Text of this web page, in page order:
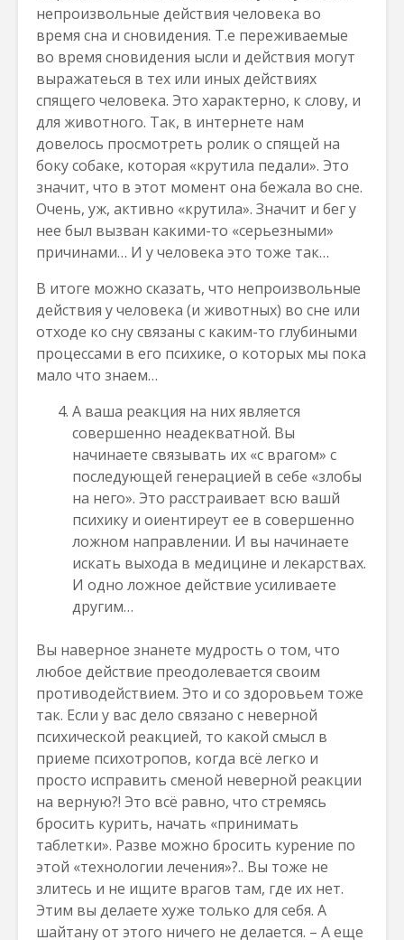
непроизвольные действия человека во
время сна и сновидения. Т.е переживаемые
во время сновидения ысли и действия могут
выражатеься в тех или иных действиях
спящего человека. Это характерно, к слову, и
для животного. Так, в интернете нам
довелось просмотреть ролик о спящей на
боку собаке, которая «крутила педали». Это
значит, что в этот момент она бежала во сне.
Очень, уж, активно «крутила». Значит и бег у
нее был вызван какими-то «серьезными»
причинами… И у человека это тоже так…
В итоге можно сказать, что непроизвольные
действия у человека (и животных) во сне или
отходе ко сну связаны с каким-то глубиными
процессами в его психике, о которых мы пока
мало что знаем…
А ваша реакция на них является
совершенно неадекватной. Вы
начинаете связывать их «с врагом» с
последующей генерацией в себе «злобы
на него». Это расстраивает всю вашй
психику и оиентиреут ее в совершенно
ложном направлении. И вы начинаете
искать выхода в медицине и лекарствах.
И одно ложное действие усиливаете
другим…
Вы наверное знанете мудрость о том, что
любое действие преодолевается своим
противодействием. Это и со здоровьем тоже
так. Если у вас дело связано с неверной
психической реакцией, то какой смысл в
приеме психотропов, когда всё легко и
просто исправить сменой неверной реакции
на верную?! Это всё равно, что стремясь
бросить курить, начать «принимать
таблетки». Разве можно бросить курение по
этой «технологии лечения»?.. Вы тоже не
злитесь и не ищите врагов там, где их нет.
Этим вы делаете хуже только для себя. А
шайтану от этого ничего не делается. – А еще